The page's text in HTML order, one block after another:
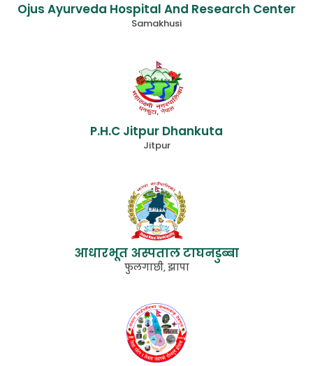
Ojus Ayurveda Hospital And Research Center
Samakhusi
P.H.C Jitpur Dhankuta
Jitpur
आधारभूत अस्पताल टाघनडुब्बा
फुलगाछी, झापा